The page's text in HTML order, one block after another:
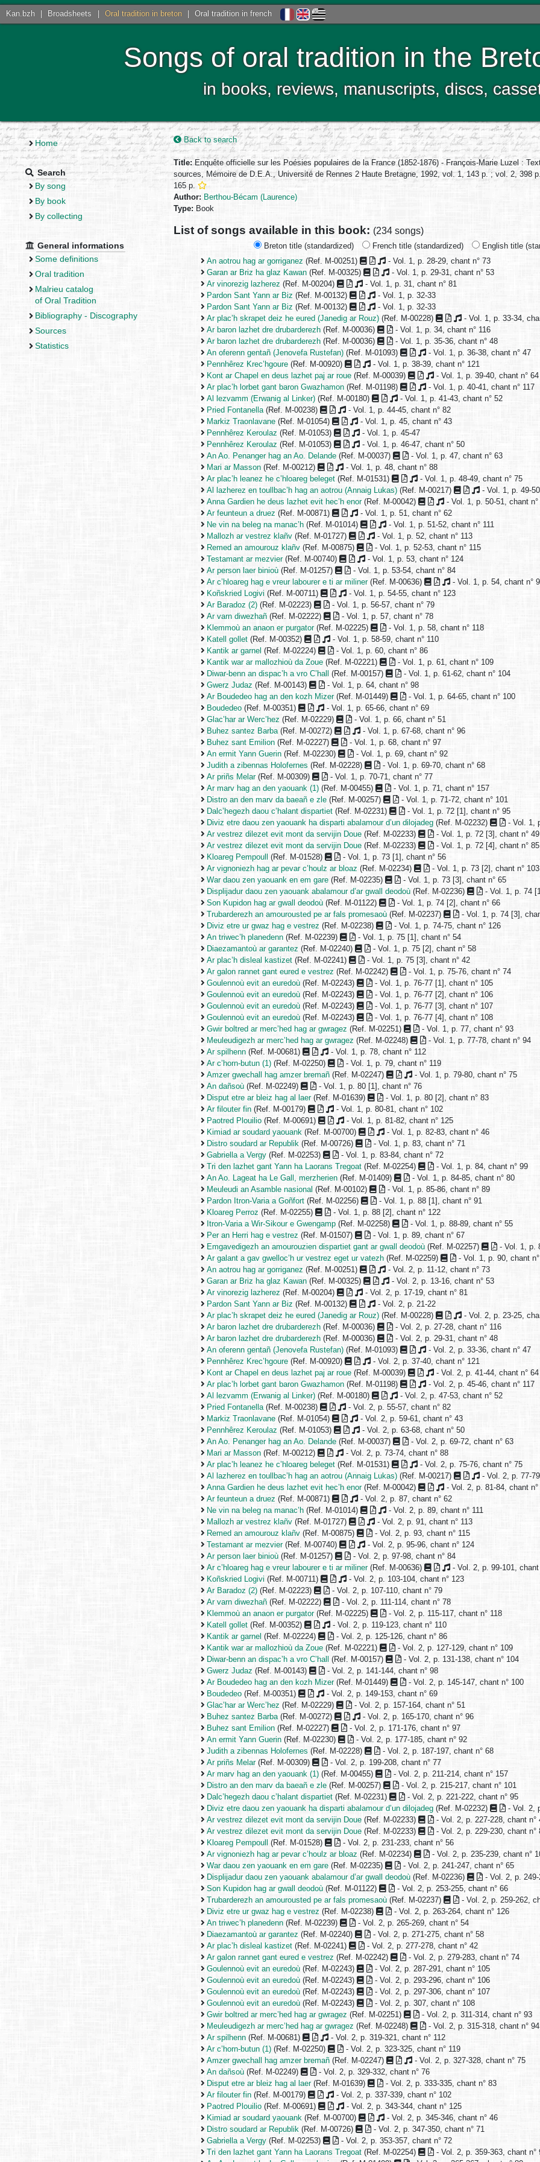
Kan.bzh Broadsheets Oral tradition in breton Oral tradition in french
Songs of oral tradition in the
in books, reviews, manuscripts, discs,
Home
Search
By song
By book
By collecting
General informations
Some definitions
Oral tradition
Malrieu catalog
of Oral Tradition
Bibliography - Discography
Sources
Statistics
Back to search
Title:Enquête officielle sur les Poésies populaires de la France (1852-1876) - François-Marie Luzel :
sources, Mémoire de D.E.A., Université de Rennes 2 Haute Bretagne, 1992, vol. 1, 143 p. ; vol. 2, 398
165 p.
Author: Berthou-Bécam (Laurence)
Type: Book
List of songs available in this book: (234 songs)
Breton title (standardized) French title (standardized)
English title
An aotrou hag ar gorriganez (Ref. M-00251)
- Vol. 1, p. 28-29, chant n° 73
Garan ar Briz ha glaz Kawan (Ref. M-00325)
- Vol. 1, p. 29-31, chant n° 53
Ar vinorezig lazherez (Ref. M-00204)
- Vol. 1, p. 31, chant n° 81
Pardon Sant Yann ar Biz (Ref. M-00132)
- Vol. 1, p. 32-33
Pardon Sant Yann ar Biz (Ref. M-00132)
- Vol. 1, p. 32-33
Ar plac’h skrapet deiz he eured (Janedig ar Rouz) (Ref. M-00228)
- Vol. 1, p. 33-34,
Ar baron lazhet dre drubarderezh (Ref. M-00036)
- Vol. 1, p. 34, chant n° 116
Ar baron lazhet dre drubarderezh (Ref. M-00036)
- Vol. 1, p. 35-36, chant n° 48
An oferenn gentañ (Jenovefa Rustefan) (Ref. M-01093)
- Vol. 1, p. 36-38, chant n° 47
Pennhêrez Krec’hgoure (Ref. M-00920)
- Vol. 1, p. 38-39, chant n° 121
Kont ar Chapel en deus lazhet paj ar roue (Ref. M-00039)
- Vol. 1, p. 39-40, chant n° 64
Ar plac’h lorbet gant baron Gwazhamon (Ref. M-01198)
- Vol. 1, p. 40-41, chant n° 117
Al lezvamm (Erwanig al Linker) (Ref. M-00180)
- Vol. 1, p. 41-43, chant n° 52
Pried Fontanella(Ref. M-00238)
- Vol. 1, p. 44-45, chant n° 82
Markiz Traonlavane (Ref. M-01054)
- Vol. 1, p. 45, chant n° 43
Pennhêrez Keroulaz (Ref. M-01053)
- Vol. 1, p. 45-47
Pennhêrez Keroulaz (Ref. M-01053)
- Vol. 1, p. 46-47, chant n° 50
An Ao. Penanger hag an Ao. Delande (Ref. M-00037)
- Vol. 1, p. 47, chant n° 63
Mari ar Masson (Ref. M-00212)
- Vol. 1, p. 48, chant n° 88
Ar plac’h leanez he c’hloareg beleget (Ref. M-01531)
- Vol. 1, p. 48-49, chant n° 75
Al lazherez en toullbac’h hag an aotrou (Annaig Lukas) (Ref. M-00217)
- Vol. 1, p. 49-
Anna Gardien he deus lazhet evit hec’h enor(Ref. M-00042)
- Vol. 1, p. 50-51, chant n°
Ar feunteun a druez (Ref. M-00871)
- Vol. 1, p. 51, chant n° 62
Ne vin na beleg na manac’h (Ref. M-01014)
- Vol. 1, p. 51-52, chant n° 111
Mallozh ar vestrez klañv (Ref. M-01727)
- Vol. 1, p. 52, chant n° 113
Remed an amourouz klañv (Ref. M-00875)
- Vol. 1, p. 52-53, chant n° 115
Testamant ar mezvier(Ref. M-00740)
- Vol. 1, p. 53, chant n° 124
Ar person laer binioù (Ref. M-01257)
- Vol. 1, p. 53-54, chant n° 84
Ar c’hloareg hag e vreur labourer e ti ar miliner(Ref. M-00636)
- Vol. 1, p. 54, chant n°
Koñskried Logivi (Ref. M-00711)
- Vol. 1, p. 54-55, chant n° 123
Ar Baradoz (2) (Ref. M-02223)
- Vol. 1, p. 56-57, chant n° 79
Ar varn diwezhañ (Ref. M-02222)
- Vol. 1, p. 57, chant n° 78
Klemmoù an anaon er purgator(Ref. M-02225)
- Vol. 1, p. 58, chant n° 118
Katell gollet (Ref. M-00352)
- Vol. 1, p. 58-59, chant n° 110
Kantik ar garnel (Ref. M-02224)
- Vol. 1, p. 60, chant n° 86
Kantik war ar mallozhioù da Zoue (Ref. M-02221)
- Vol. 1, p. 61, chant n° 109
Diwar-benn an dispac’h a vro C’hall (Ref. M-00157)
- Vol. 1, p. 61-62, chant n° 104
Gwerz Judaz (Ref. M-00143)
- Vol. 1, p. 64, chant n° 98
Ar Boudedeo hag an den kozh Mizer(Ref. M-01449)
- Vol. 1, p. 64-65, chant n° 100
Boudedeo (Ref. M-00351)
- Vol. 1, p. 65-66, chant n° 69
Glac’har ar Werc’hez (Ref. M-02229)
- Vol. 1, p. 66, chant n° 51
Buhez santez Barba(Ref. M-00272)
- Vol. 1, p. 67-68, chant n° 96
Buhez sant Emilion (Ref. M-02227)
- Vol. 1, p. 68, chant n° 97
An ermit Yann Guerin (Ref. M-02230)
- Vol. 1, p. 69, chant n° 92
Judith a zibennas Holofernes (Ref. M-02228)
- Vol. 1, p. 69-70, chant n° 68
Ar priñs Melar(Ref. M-00309)
- Vol. 1, p. 70-71, chant n° 77
Ar marv hag an den yaouank (1) (Ref. M-00455)
- Vol. 1, p. 71, chant n° 157
Distro an den marv da baeañ e zle (Ref. M-00257)
- Vol. 1, p. 71-72, chant n° 101
Dalc’hegezh daou c’halant dispartiet (Ref. M-02231)
- Vol. 1, p. 72 [1], chant n° 95
Diviz etre daou zen yaouank ha disparti abalamour d’un dilojadeg (Ref. M-02232)
- Vol. 1,
Ar vestrez dilezet evit mont da servijin Doue (Ref. M-02233)
- Vol. 1, p. 72 [3], chant n° 49
Ar vestrez dilezet evit mont da servijin Doue (Ref. M-02233)
- Vol. 1, p. 72 [4], chant n° 85
Kloareg Pempoull
(Ref. M-01528)
- Vol. 1, p. 73 [1], chant n° 56
Ar vignoniezh hag ar pevar c’houlz ar bloaz (Ref. M-02234)
- Vol. 1, p. 73 [2], chant n° 103
War daou zen yaouank en em gare (Ref. M-02235)
- Vol. 1, p. 73 [3], chant n° 65
Displijadur daou zen yaouank abalamour d’ar gwall deodoù (Ref. M-02236)
- Vol. 1, p. 74
Son Kupidon hag ar gwall deodoù (Ref. M-01122)
- Vol. 1, p. 74 [2], chant n° 66
Trubarderezh an amourousted pe ar fals promesaoù (Ref. M-02237)
- Vol. 1, p. 74 [3],
Diviz etre ur gwaz hag e vestrez (Ref. M-02238)
- Vol. 1, p. 74-75, chant n° 126
An triwec’h planedenn (Ref. M-02239)
- Vol. 1, p. 75 [1], chant n° 54
Diaezamantoù ar garantez (Ref. M-02240)
- Vol. 1, p. 75 [2], chant n° 58
Ar plac’h disleal kastizet (Ref. M-02241)
- Vol. 1, p. 75 [3], chant n° 42
Ar galon rannet gant eured e vestrez (Ref. M-02242)
- Vol. 1, p. 75-76, chant n° 74
Goulennoù evit an euredoù (Ref. M-02243)
- Vol. 1, p. 76-77 [1], chant n° 105
Goulennoù evit an euredoù (Ref. M-02243)
- Vol. 1, p. 76-77 [2], chant n° 106
Goulennoù evit an euredoù (Ref. M-02243)
- Vol. 1, p. 76-77 [3], chant n° 107
Goulennoù evit an euredoù (Ref. M-02243)
- Vol. 1, p. 76-77 [4], chant n° 108
Gwir boltred ar merc’hed hag ar gwragez (Ref. M-02251)
- Vol. 1, p. 77, chant n° 93
Meuleudigezh ar merc’hed hag ar gwragez (Ref. M-02248)
- Vol. 1, p. 77-78, chant n° 94
Ar spilhenn (Ref. M-00681)
- Vol. 1, p. 78, chant n° 112
Ar c’horn-butun (1) (Ref. M-02250)
- Vol. 1, p. 79, chant n° 119
Amzer gwechall hag amzer bremañ (Ref. M-02247)
- Vol. 1, p. 79-80, chant n° 75
An dañsoù (Ref. M-02249)
- Vol. 1, p. 80 [1], chant n° 76
Disput etre ar bleiz hag al laer(Ref. M-01639)
- Vol. 1, p. 80 [2], chant n° 83
Ar filouter fin (Ref. M-00179)
- Vol. 1, p. 80-81, chant n° 102
Paotred Plouilio (Ref. M-00691)
- Vol. 1, p. 81-82, chant n° 125
Kimiad ar soudard yaouank (Ref. M-00700)
- Vol. 1, p. 82-83, chant n° 46
Distro soudard ar Republik (Ref. M-00726)
- Vol. 1, p. 83, chant n° 71
Gabriella a Vergy (Ref. M-02253)
- Vol. 1, p. 83-84, chant n° 72
Tri den lazhet gant Yann ha Laorans Tregoat (Ref. M-02254)
- Vol. 1, p. 84, chant n° 99
An Ao. Lageat ha Le Gall, merzherien (Ref. M-01409)
- Vol. 1, p. 84-85, chant n° 80
Meuleudi an Asamble nasional (Ref. M-00102)
- Vol. 1, p. 85-86, chant n° 89
Pardon Itron-Varia a Goñfort (Ref. M-02256)
- Vol. 1, p. 88 [1], chant n° 91
Kloareg Perroz (Ref. M-02255)
- Vol. 1, p. 88 [2], chant n° 122
Itron-Varia a Wir-Sikour e Gwengamp (Ref. M-02258)
- Vol. 1, p. 88-89, chant n° 55
Per an Herri hag e vestrez (Ref. M-01507)
- Vol. 1, p. 89, chant n° 67
Emgavedigezh an amourouzien dispartiet gant ar gwall deodoù (Ref. M-02257)
- Vol. 1, p.
Ar galant a gav gwelloc’h ur vestrez eget ur vatezh (Ref. M-02259)
- Vol. 1, p. 90, chant
An aotrou hag ar gorriganez (Ref. M-00251)
- Vol. 2, p. 11-12, chant n° 73
Garan ar Briz ha glaz Kawan (Ref. M-00325)
- Vol. 2, p. 13-16, chant n° 53
Ar vinorezig lazherez (Ref. M-00204)
- Vol. 2, p. 17-19, chant n° 81
Pardon Sant Yann ar Biz (Ref. M-00132)
- Vol. 2, p. 21-22
Ar plac’h skrapet deiz he eured (Janedig ar Rouz) (Ref. M-00228)
- Vol. 2, p. 23-25,
Ar baron lazhet dre drubarderezh (Ref. M-00036)
- Vol. 2, p. 27-28, chant n° 116
Ar baron lazhet dre drubarderezh (Ref. M-00036)
- Vol. 2, p. 29-31, chant n° 48
An oferenn gentañ (Jenovefa Rustefan) (Ref. M-01093)
- Vol. 2, p. 33-36, chant n° 47
Pennhêrez Krec’hgoure (Ref. M-00920)
- Vol. 2, p. 37-40, chant n° 121
Kont ar Chapel en deus lazhet paj ar roue (Ref. M-00039)
- Vol. 2, p. 41-44, chant n° 64
Ar plac’h lorbet gant baron Gwazhamon (Ref. M-01198)
- Vol. 2, p. 45-46, chant n° 117
Al lezvamm (Erwanig al Linker) (Ref. M-00180)
- Vol. 2, p. 47-53, chant n° 52
Pried Fontanella(Ref. M-00238)
- Vol. 2, p. 55-57, chant n° 82
Markiz Traonlavane (Ref. M-01054)
- Vol. 2, p. 59-61, chant n° 43
Pennhêrez Keroulaz (Ref. M-01053)
- Vol. 2, p. 63-68, chant n° 50
An Ao. Penanger hag an Ao. Delande (Ref. M-00037)
- Vol. 2, p. 69-72, chant n° 63
Mari ar Masson (Ref. M-00212)
- Vol. 2, p. 73-74, chant n° 88
Ar plac’h leanez he c’hloareg beleget (Ref. M-01531)
- Vol. 2, p. 75-76, chant n° 75
Al lazherez en toullbac’h hag an aotrou (Annaig Lukas) (Ref. M-00217)
- Vol. 2, p. 77-
Anna Gardien he deus lazhet evit hec’h enor(Ref. M-00042)
- Vol. 2, p. 81-84, chant n°
Ar feunteun a druez (Ref. M-00871)
- Vol. 2, p. 87, chant n° 62
Ne vin na beleg na manac’h (Ref. M-01014)
- Vol. 2, p. 89, chant n° 111
Mallozh ar vestrez klañv (Ref. M-01727)
- Vol. 2, p. 91, chant n° 113
Remed an amourouz klañv (Ref. M-00875)
- Vol. 2, p. 93, chant n° 115
Testamant ar mezvier(Ref. M-00740)
- Vol. 2, p. 95-96, chant n° 124
Ar person laer binioù (Ref. M-01257)
- Vol. 2, p. 97-98, chant n° 84
Ar c’hloareg hag e vreur labourer e ti ar miliner(Ref. M-00636)
- Vol. 2, p. 99-101, chant
Koñskried Logivi (Ref. M-00711)
- Vol. 2, p. 103-104, chant n° 123
Ar Baradoz (2) (Ref. M-02223)
- Vol. 2, p. 107-110, chant n° 79
Ar varn diwezhañ (Ref. M-02222)
- Vol. 2, p. 111-114, chant n° 78
Klemmoù an anaon er purgator(Ref. M-02225)
- Vol. 2, p. 115-117, chant n° 118
Katell gollet (Ref. M-00352)
- Vol. 2, p. 119-123, chant n° 110
Kantik ar garnel (Ref. M-02224)
- Vol. 2, p. 125-126, chant n° 86
Kantik war ar mallozhioù da Zoue (Ref. M-02221)
- Vol. 2, p. 127-129, chant n° 109
Diwar-benn an dispac’h a vro C’hall (Ref. M-00157)
- Vol. 2, p. 131-138, chant n° 104
Gwerz Judaz (Ref. M-00143)
- Vol. 2, p. 141-144, chant n° 98
Ar Boudedeo hag an den kozh Mizer (Ref. M-01449)
- Vol. 2, p. 145-147, chant n° 100
Boudedeo (Ref. M-00351)
- Vol. 2, p. 149-153, chant n° 69
Glac’har ar Werc’hez (Ref. M-02229)
- Vol. 2, p. 157-164, chant n° 51
Buhez santez Barba(Ref. M-00272)
- Vol. 2, p. 165-170, chant n° 96
Buhez sant Emilion (Ref. M-02227)
- Vol. 2, p. 171-176, chant n° 97
An ermit Yann Guerin (Ref. M-02230)
- Vol. 2, p. 177-185, chant n° 92
Judith a zibennas Holofernes (Ref. M-02228)
- Vol. 2, p. 187-197, chant n° 68
Ar priñs Melar(Ref. M-00309)
- Vol. 2, p. 199-208, chant n° 77
Ar marv hag an den yaouank (1) (Ref. M-00455)
- Vol. 2, p. 211-214, chant n° 157
Distro an den marv da baeañ e zle (Ref. M-00257)
- Vol. 2, p. 215-217, chant n° 101
Dalc’hegezh daou c’halant dispartiet (Ref. M-02231)
- Vol. 2, p. 221-222, chant n° 95
Diviz etre daou zen yaouank ha disparti abalamour d’un dilojadeg (Ref. M-02232)
- Vol. 2,
Ar vestrez dilezet evit mont da servijin Doue (Ref. M-02233)
- Vol. 2, p. 227-228, chant n°
Ar vestrez dilezet evit mont da servijin Doue (Ref. M-02233)
- Vol. 2, p. 229-230, chant n°
Kloareg Pempoull
(Ref. M-01528)
- Vol. 2, p. 231-233, chant n° 56
Ar vignoniezh hag ar pevar c’houlz ar bloaz (Ref. M-02234)
- Vol. 2, p. 235-239, chant n°
War daou zen yaouank en em gare (Ref. M-02235)
- Vol. 2, p. 241-247, chant n° 65
Displijadur daou zen yaouank abalamour d’ar gwall deodoù (Ref. M-02236)
- Vol. 2, p.
Son Kupidon hag ar gwall deodoù (Ref. M-01122)
- Vol. 2, p. 253-255, chant n° 66
Trubarderezh an amourousted pe ar fals promesaoù (Ref. M-02237)
- Vol. 2, p. 259-262,
Diviz etre ur gwaz hag e vestrez (Ref. M-02238)
- Vol. 2, p. 263-264, chant n° 126
An triwec’h planedenn (Ref. M-02239)
- Vol. 2, p. 265-269, chant n° 54
Diaezamantoù ar garantez (Ref. M-02240)
- Vol. 2, p. 271-275, chant n° 58
Ar plac’h disleal kastizet (Ref. M-02241)
- Vol. 2, p. 277-278, chant n° 42
Ar galon rannet gant eured e vestrez (Ref. M-02242)
- Vol. 2, p. 279-283, chant n° 74
Goulennoù evit an euredoù (Ref. M-02243)
- Vol. 2, p. 287-291, chant n° 105
Goulennoù evit an euredoù (Ref. M-02243)
- Vol. 2, p. 293-296, chant n° 106
Goulennoù evit an euredoù (Ref. M-02243)
- Vol. 2, p. 297-306, chant n° 107
Goulennoù evit an euredoù (Ref. M-02243)
- Vol. 2, p. 307, chant n° 108
Gwir boltred ar merc’hed hag ar gwragez (Ref. M-02251)
- Vol. 2, p. 311-314, chant n° 93
Meuleudigezh ar merc’hed hag ar gwragez (Ref. M-02248)
- Vol. 2, p. 315-318, chant n° 94
Ar spilhenn (Ref. M-00681)
- Vol. 2, p. 319-321, chant n° 112
Ar c’horn-butun (1) (Ref. M-02250)
- Vol. 2, p. 323-325, chant n° 119
Amzer gwechall hag amzer bremañ (Ref. M-02247)
- Vol. 2, p. 327-328, chant n° 75
An dañsoù (Ref. M-02249)
- Vol. 2, p. 329-332, chant n° 76
Disput etre ar bleiz hag al laer(Ref. M-01639)
- Vol. 2, p. 333-335, chant n° 83
Ar filouter fin (Ref. M-00179)
- Vol. 2, p. 337-339, chant n° 102
Paotred Plouilio (Ref. M-00691)
- Vol. 2, p. 343-344, chant n° 125
Kimiad ar soudard yaouank (Ref. M-00700)
- Vol. 2, p. 345-346, chant n° 46
Distro soudard ar Republik (Ref. M-00726)
- Vol. 2, p. 347-350, chant n° 71
Gabriella a Vergy (Ref. M-02253)
- Vol. 2, p. 353-357, chant n° 72
Tri den lazhet gant Yann ha Laorans Tregoat (Ref. M-02254)
- Vol. 2, p. 359-363, chant n°